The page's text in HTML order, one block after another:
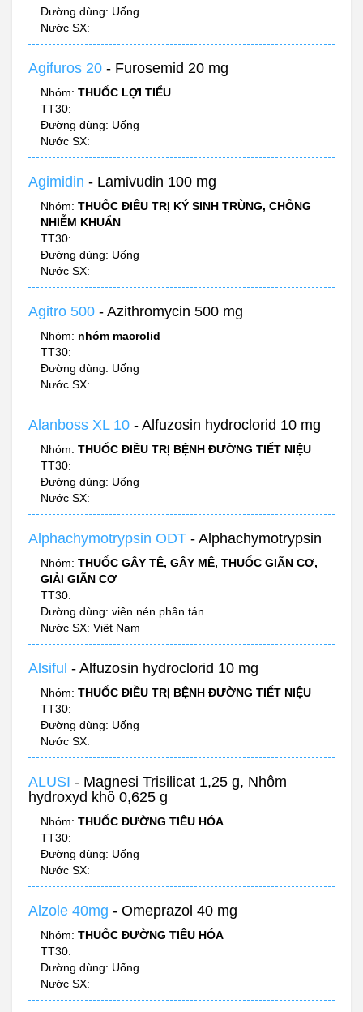
Đường dùng: Uống
Nước SX:
Agifuros 20 - Furosemid 20 mg
Nhóm: THUỐC LỢI TIỂU
TT30:
Đường dùng: Uống
Nước SX:
Agimidin - Lamivudin 100 mg
Nhóm: THUỐC ĐIỀU TRỊ KÝ SINH TRÙNG, CHỐNG
NHIỄM KHUẨN
TT30:
Đường dùng: Uống
Nước SX:
Agitro 500 - Azithromycin 500 mg
Nhóm: nhóm macrolid
TT30:
Đường dùng: Uống
Nước SX:
Alanboss XL 10 - Alfuzosin hydroclorid 10 mg
Nhóm: THUỐC ĐIỀU TRỊ BỆNH ĐƯỜNG TIẾT NIỆU
TT30:
Đường dùng: Uống
Nước SX:
Alphachymotrypsin ODT - Alphachymotrypsin
Nhóm: THUỐC GÂY TÊ, GÂY MÊ, THUỐC GIÃN CƠ,
GIẢI GIÃN CƠ
TT30:
Đường dùng: viên nén phân tán
Nước SX: Việt Nam
Alsiful - Alfuzosin hydroclorid 10 mg
Nhóm: THUỐC ĐIỀU TRỊ BỆNH ĐƯỜNG TIẾT NIỆU
TT30:
Đường dùng: Uống
Nước SX:
ALUSI - Magnesi Trisilicat 1,25 g, Nhôm
hydroxyd khô 0,625 g
Nhóm: THUỐC ĐƯỜNG TIÊU HÓA
TT30:
Đường dùng: Uống
Nước SX:
Alzole 40mg - Omeprazol 40 mg
Nhóm: THUỐC ĐƯỜNG TIÊU HÓA
TT30:
Đường dùng: Uống
Nước SX: